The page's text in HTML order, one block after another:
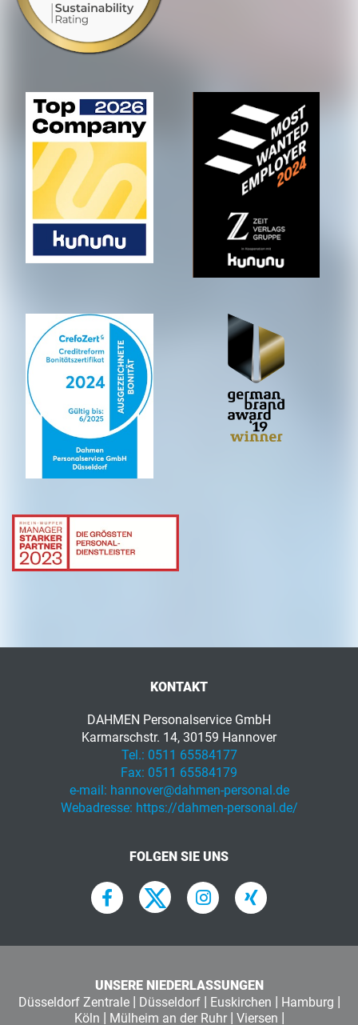
KONTAKT
DAHMEN Personalservice GmbH
Karmarschstr. 14, 30159 Hannover
Tel.: 0511 65584177
Fax: 0511 65584179
e-mail: hannover@dahmen-personal.de
Webadresse: https://dahmen-personal.de/
FOLGEN SIE UNS
UNSERE NIEDERLASSUNGEN
Düsseldorf Zentrale| Düsseldorf| Euskirchen | Hamburg |
Köln | Mülheim an der Ruhr| Viersen |